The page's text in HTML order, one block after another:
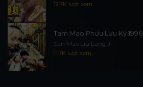
12.7K lượt xem
Tam Mao Phưu Lưu Ký 1996
San Mao Liu Lang Ji
11.7K lượt xem